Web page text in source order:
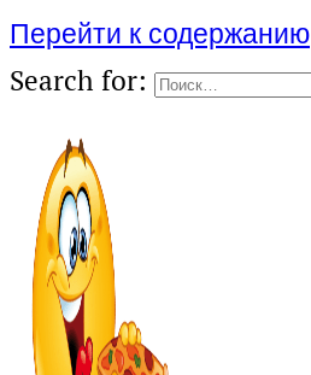
Перейти к содержанию
Search for: